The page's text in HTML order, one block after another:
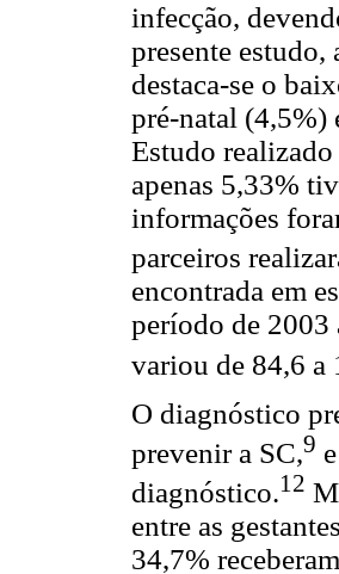
infecção,
presente
destaca-se o
pré-natal (4,5%)
Estudo
apenas 5,33%
informações
parceiros
encontrada em
período de 2003
variou de 84,6 a
O diagnóstico
prevenir a SC,9
diagnóstico.12
entre as
34,7%